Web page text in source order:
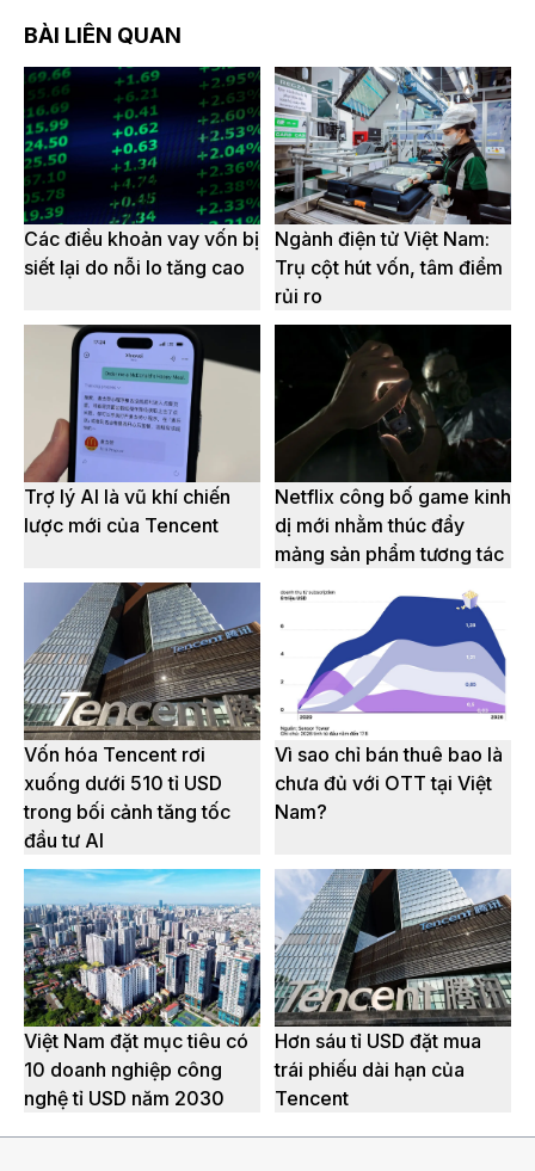
BÀI LIÊN QUAN
Các điều khoản vay vốn bị
siết lại do nỗi lo tăng cao
Ngành điện tử Việt Nam:
Trụ cột hút vốn, tâm điểm
rủi ro
Trợ lý AI là vũ khí chiến
lược mới của Tencent
Netflix công bố game kinh
dị mới nhằm thúc đẩy
mảng sản phẩm tương tác
Vốn hóa Tencent rơi
xuống dưới 510 tỉ USD
trong bối cảnh tăng tốc
đầu tư AI
Vì sao chỉ bán thuê bao là
chưa đủ với OTT tại Việt
Nam?
Việt Nam đặt mục tiêu có
10 doanh nghiệp công
nghệ tỉ USD năm 2030
Hơn sáu tỉ USD đặt mua
trái phiếu dài hạn của
Tencent